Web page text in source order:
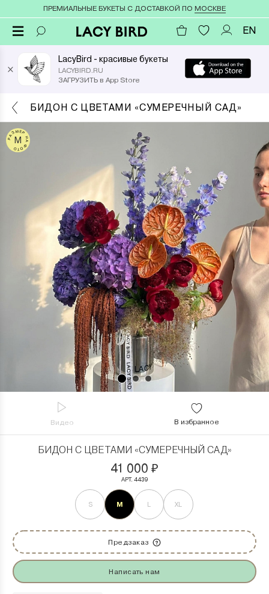
ПРЕМИАЛЬНЫЕ БУКЕТЫ С ДОСТАВКОЙ ПО МОСКВЕ
EN
×
LacyBird - красивые букеты
LACYBIRD.RU
ЗАГРУЗИТЬ в App Store
БИДОН С ЦВЕТАМИ «СУМЕРЕЧНЫЙ САД»
РАЗМЕР НА ФОТО
M
Видео В избранное
БИДОН С ЦВЕТАМИ «СУМЕРЕЧНЫЙ САД»
41 000 ₽
АРТ. 4439
S M L XL
Предзаказ
Написать нам